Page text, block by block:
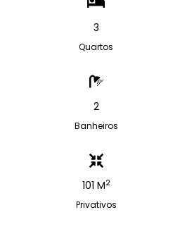
3
Quartos
2
Banheiros
101 M2
Privativos